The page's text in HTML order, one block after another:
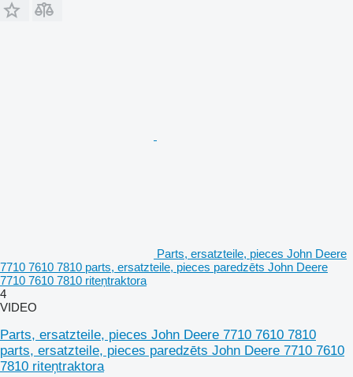
Parts, ersatzteile, pieces John Deere
7710 7610 7810 parts, ersatzteile, pieces paredzēts John Deere
7710 7610 7810 riteņtraktora
4
VIDEO
Parts, ersatzteile, pieces John Deere 7710 7610 7810
parts, ersatzteile, pieces paredzēts John Deere 7710 7610
7810 riteņtraktora